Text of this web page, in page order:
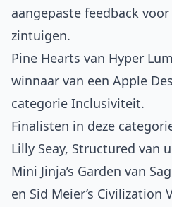
aangepaste feedback
zintuigen.
Pine Hearts van Hyper
winnaar van een Apple
categorie Inclusiviteit.
Finalisten in deze
Lilly Seay, Structured van
Mini Jinja’s Garden van
en Sid Meier’s Civilization